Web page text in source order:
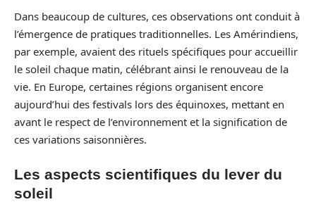
Dans beaucoup de cultures, ces observations ont conduit à
l’émergence de pratiques traditionnelles. Les Amérindiens,
par exemple, avaient des rituels spécifiques pour accueillir
le soleil chaque matin, célébrant ainsi le renouveau de la
vie. En Europe, certaines régions organisent encore
aujourd’hui des festivals lors des équinoxes, mettant en
avant le respect de l’environnement et la signification de
ces variations saisonnières.
Les aspects scientifiques du lever du
soleil